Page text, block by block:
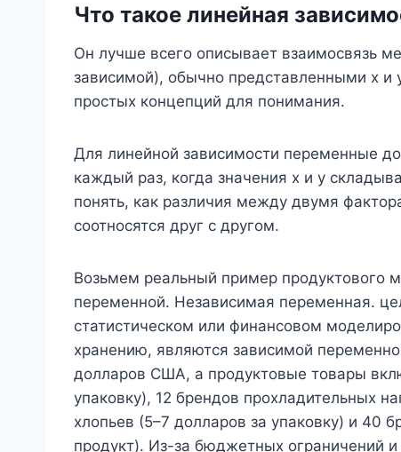
Что такое линейная
Он лучше всего описывает взаимосвязь
зависимой), обычно представленными x и
простых концепций для понимания.
Для линейной зависимости переменные
каждый раз, когда значения x и y
понять, как различия между двумя
соотносятся друг с другом.
Возьмем реальный пример продуктового
переменной. Независимая переменная.
статистическом или финансовом
хранению, являются зависимой
долларов США, а продуктовые товары
упаковку), 12 брендов прохладительных
хлопьев (5–7 долларов за упаковку) и 40
продукт). Из-за бюджетных ограничений